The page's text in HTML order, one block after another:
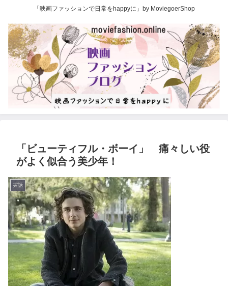
「映画ファッションで日常をhappyに」by MoviegoerShop
「ビューティフル・ボーイ」 痛々しい役
がよく似合う美少年！
実話